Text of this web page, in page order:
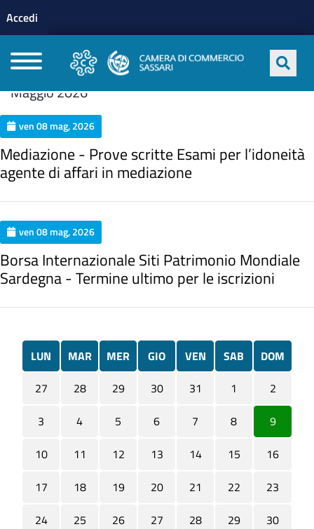
profilo utente
Accedi
Maggio 2026
ven 08 mag, 2026
Mediazione - Prove scritte Esami per l’idoneità
agente di affari in mediazione
ven 08 mag, 2026
Borsa Internazionale Siti Patrimonio Mondiale
Sardegna - Termine ultimo per le iscrizioni
LUN MAR MER GIO VEN SAB
DOM
27
28 29 30 31 1
2
3
4 5 6 7 8
9
10
11 12 13 14 15
16
17
18 19 20 21 22
23
24
25 26 27 28 29
30